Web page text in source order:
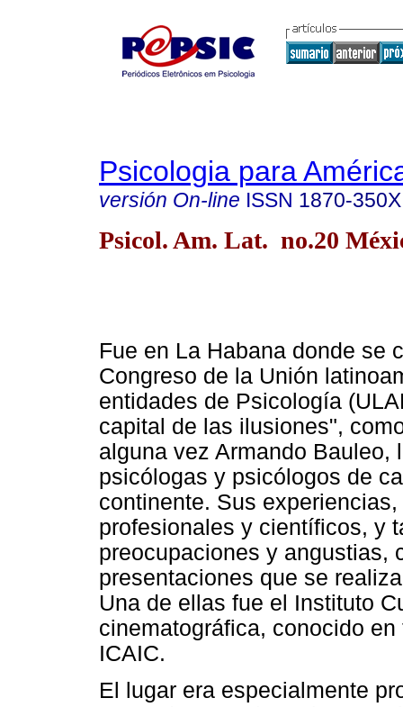
Psicologia para
versión On-line ISSN 1870-350X
Psicol. Am. Lat. no.20
Fue en La Habana donde se
Congreso de la Unión
entidades de Psicología
capital de las ilusiones",
alguna vez Armando Bauleo,
psicólogas y psicólogos de
continente. Sus
profesionales y científicos, y
preocupaciones y angustias,
presentaciones que se
Una de ellas fue el Instituto
cinematográfica, conocido
ICAIC.
El lugar era especialmente